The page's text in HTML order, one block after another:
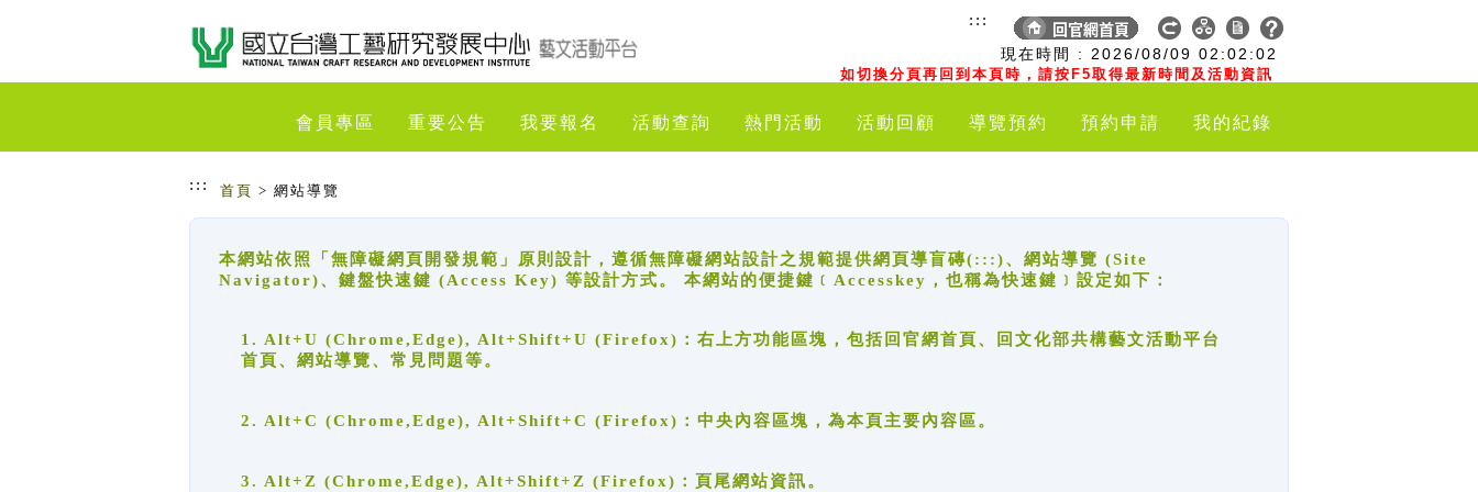
現在時間 : 2026/08/09 02:02:03
如切換分頁再回到本頁時，請按F5取得最新時間及活動資訊
:::
會員專區 重要公告 我要報名 活動查詢 熱門活動 活動回顧 導覽預約 預約申請 我的紀錄
::: 首頁 > 網站導覽
本網站依照「無障礙網頁開發規範」原則設計，遵循無障礙網站設計之規範提供網頁導盲磚(:::)、網站導覽 (Site
Navigator)、鍵盤快速鍵 (Access Key) 等設計方式。 本網站的便捷鍵﹝Accesskey，也稱為快速鍵﹞設定如下：
1. Alt+U (Chrome,Edge), Alt+Shift+U (Firefox)：右上方功能區塊，包括回官網首頁、回文化部共構藝文活動平台
首頁、網站導覽、常見問題等。
2. Alt+C (Chrome,Edge), Alt+Shift+C (Firefox)：中央內容區塊，為本頁主要內容區。
3. Alt+Z (Chrome,Edge), Alt+Shift+Z (Firefox)：頁尾網站資訊。